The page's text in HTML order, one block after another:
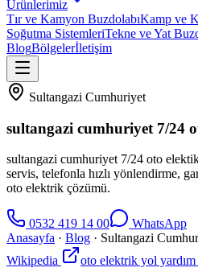
Ürünlerimiz
Tır ve Kamyon BuzdolabıKamp ve
Soğutma SistemleriTekne ve Yat
BlogBölgelerİletişim
Sultangazi Cumhuriyet
sultangazi cumhuriyet 7/24
sultangazi cumhuriyet 7/24 oto
servis, telefonla hızlı yönlendirme,
oto elektrik çözümü.
0532 419 14 00
WhatsApp
Anasayfa · Blog · Sultangazi
Wikipedia
oto elektrik yol yardım